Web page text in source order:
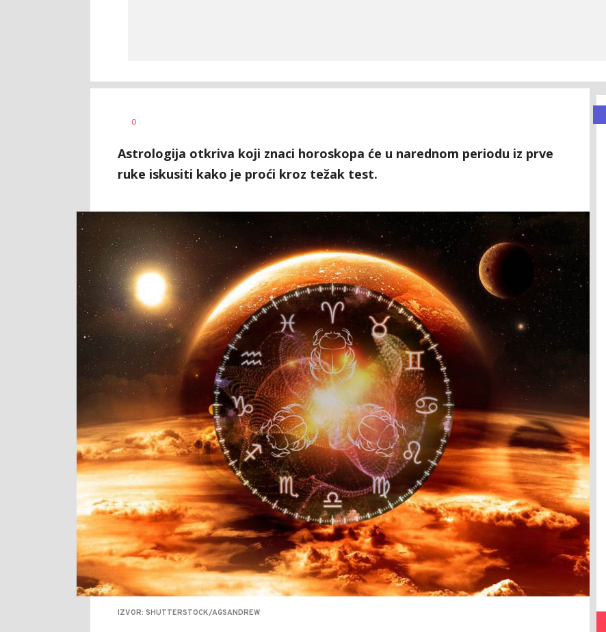
AUTOR
0
Astrologija otkriva koji znaci horoskopa će u narednom periodu iz prve
ruke iskusiti kako je proći kroz težak test.
IZVOR: SHUTTERSTOCK/AGSANDREW